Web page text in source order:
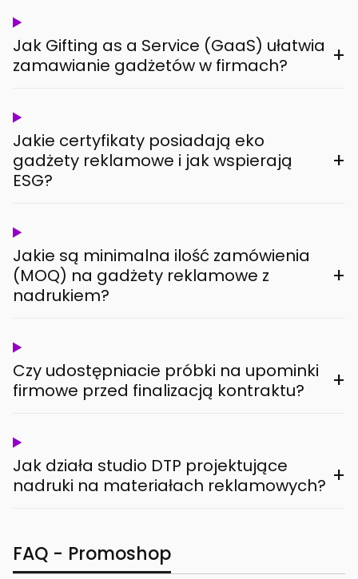
Jak Gifting as a Service (GaaS) ułatwia
zamawianie gadżetów w firmach?
+
Jakie certyfikaty posiadają eko
gadżety reklamowe i jak wspierają
ESG?
+
Jakie są minimalna ilość zamówienia
(MOQ) na gadżety reklamowe z
nadrukiem?
+
Czy udostępniacie próbki na upominki
firmowe przed finalizacją kontraktu?
+
Jak działa studio DTP projektujące
nadruki na materiałach reklamowych? +
FAQ - Promoshop